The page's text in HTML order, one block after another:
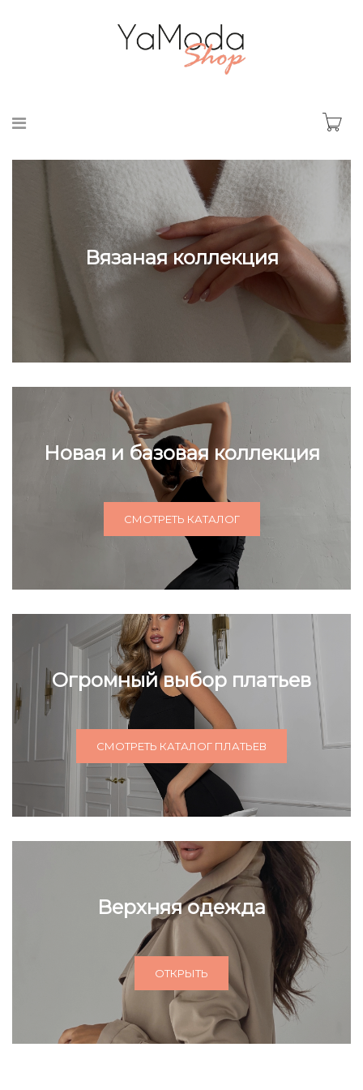
Вязаная коллекция
Новая и базовая коллекция
СМОТРЕТЬ КАТАЛОГ
Огромный выбор платьев
СМОТРЕТЬ КАТАЛОГ ПЛАТЬЕВ
Верхняя одежда
ОТКРЫТЬ